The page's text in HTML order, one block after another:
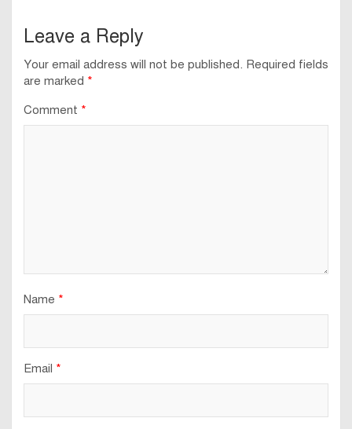
Leave a Reply
Your email address will not be published. Required fields
are marked *
Comment *
Name *
Email *